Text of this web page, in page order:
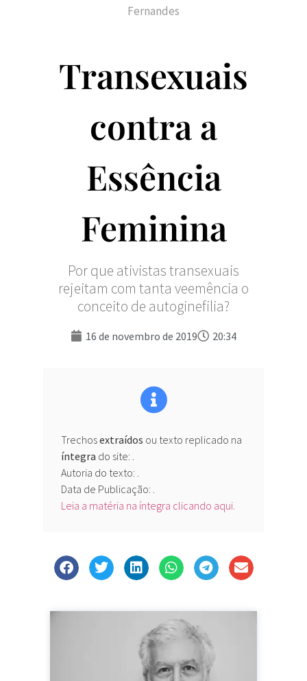
Fernandes
Transexuais
contra a
Essência
Feminina
Por que ativistas transexuais
rejeitam com tanta veemência o
conceito de autoginefilia?
16 de novembro de 2019 20:34
Trechosextraídos ou texto replicado na
íntegra do site:
Autoria do texto: .
Data de Publicação: .
Leia a matéria na íntegra clicando aqui.